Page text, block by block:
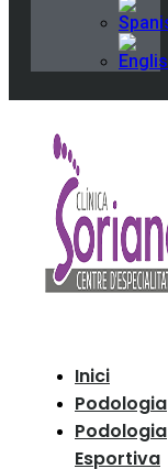
Inici
Podologia
Podologia
Esportiva